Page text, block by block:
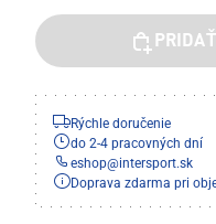
Rýchle doručenie
do 2-4 pracovných dní
eshop@intersport.sk
Doprava zdarma pri